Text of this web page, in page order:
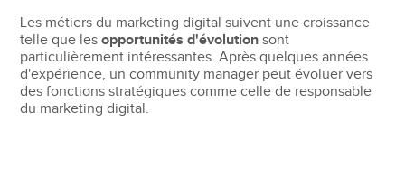
Les métiers du marketing digital suivent une croissance
telle que lesopportunités d'évolution sont
particulièrement intéressantes. Après quelques années
d'expérience, un community manager peut évoluer vers
des fonctions stratégiques comme celle de responsable
du marketing digital.